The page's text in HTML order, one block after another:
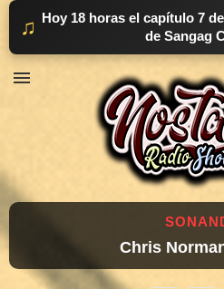
♫ Hoy 18 horas el capítulo 7
de Sangag
Chris